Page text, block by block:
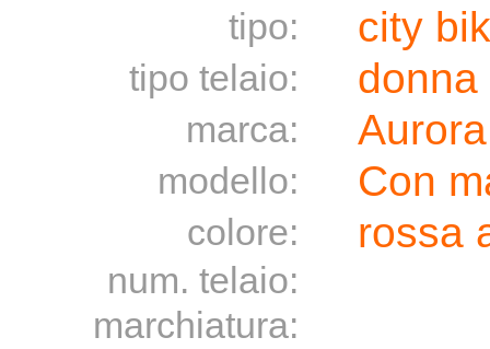
tipo: city
tipo telaio: donna
marca: Aurora
modello: Con
colore: rossa
num. telaio:
marchiatura: